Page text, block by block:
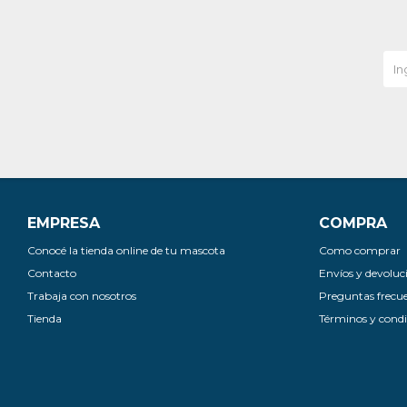
EMPRESA
Conocé la tienda online de tu mascota
Contacto
Trabaja con nosotros
Tienda
COMPRA
Como comprar
Envíos y
Preguntas
Términos y